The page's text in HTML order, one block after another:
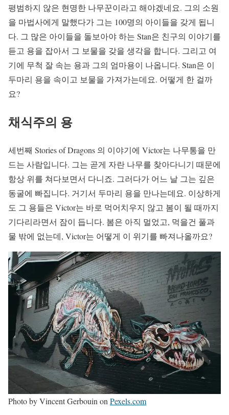
평범하지 않은 현명한 나무꾼이라고 해야겠네요. 그의 소원
을 마법사에게 말했다가 그는 100명의 아이들을 갖게 됩니
다. 그 많은 아이들을 돌보아야 하는 Stan은 친구의 이야기를
듣고 용을 잡아서 그 보물을 갖을 생각을 합니다. 그리고 여
기에 무척 잘 속는 용과 그의 엄마용이 나옵니다. Stan은 이
두마리 용을 속이고 보물을 가져가는데요. 어떻게 한 걸까
요?
채식주의 용
세번째 Stories of Dragons 의 이야기에 Victor는 나무통을 만
드는 사람입니다. 그는 곧게 자란 나무를 찾아다니기 때문에
항상 위를 쳐다보면서 다니죠. 그러다가 어느 날 그는 깊은
동굴에 빠집니다. 거기서 두마리 용을 만나는데요. 이상하게
도 그 용들은 Victor는 바로 먹어치우지 않고 봄이 될 때까지
기다리라면서 잠이 듭니다. 봄은 아직 멀었고, 먹을건 풀과
물 밖에 없는데, Victor는 어떻게 이 위기를 빠져나올까요?
Photo by Vincent Gerbouin on Pexels.com